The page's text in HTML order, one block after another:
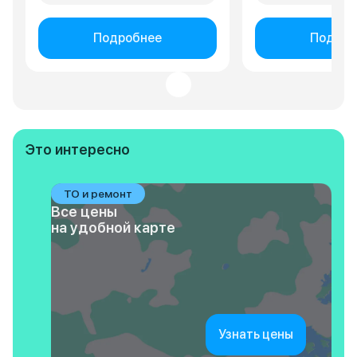
Подробнее
Это интересно
ТО и ремонт
Все цены
на удобной карте
Узнать цены